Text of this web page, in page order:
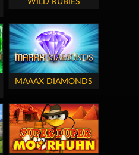
MAAAX DIAMONDS